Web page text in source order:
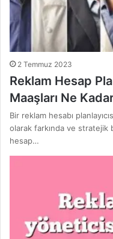
2 Temmuz 2023
Reklam Hesap
Maaşları Ne
Bir reklam hesabı
olarak farkında ve stratejik
hesap…